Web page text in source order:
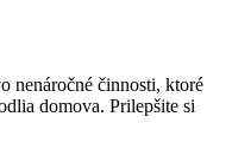
nenáročné činnosti, ktoré
domova. Prilepšite si